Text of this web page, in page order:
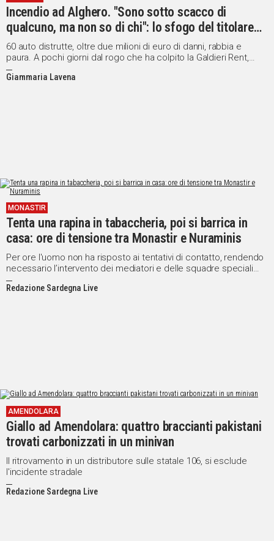
Incendio ad Alghero. "Sono sotto scacco di
qualcuno, ma non so di chi": lo sfogo del titolare
dell’autonoleggio
60 auto distrutte, oltre due milioni di euro di danni, rabbia e
paura. A pochi giorni dal rogo che ha colpito la Galdieri Rent,
Stefano Ledda racconta a Sardegna Live: "Non mi sento più al
sicuro e non mi sento protetto"
Giammaria Lavena
MONASTIR
Tenta una rapina in tabaccheria, poi si barrica in
casa: ore di tensione tra Monastir e Nuraminis
Per ore l'uomo non ha risposto ai tentativi di contatto, rendendo
necessario l’intervento dei mediatori e delle squadre speciali
dell’Arma
Redazione Sardegna Live
AMENDOLARA
Giallo ad Amendolara: quattro braccianti pakistani
trovati carbonizzati in un minivan
Il ritrovamento in un distributore sulle statale 106, si esclude
l'incidente stradale
Redazione Sardegna Live